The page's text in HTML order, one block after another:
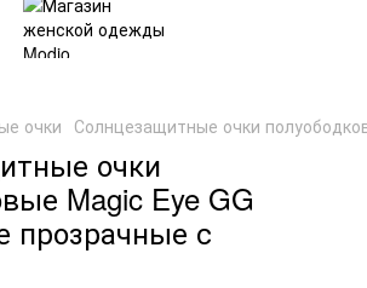
очки Солнцезащитные очки
очки
Magic Eye GG
с